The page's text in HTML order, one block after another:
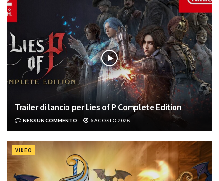
Trailer di lancio per Lies of P Complete Edition
NESSUN COMMENTO 6 AGOSTO 2026
VIDEO